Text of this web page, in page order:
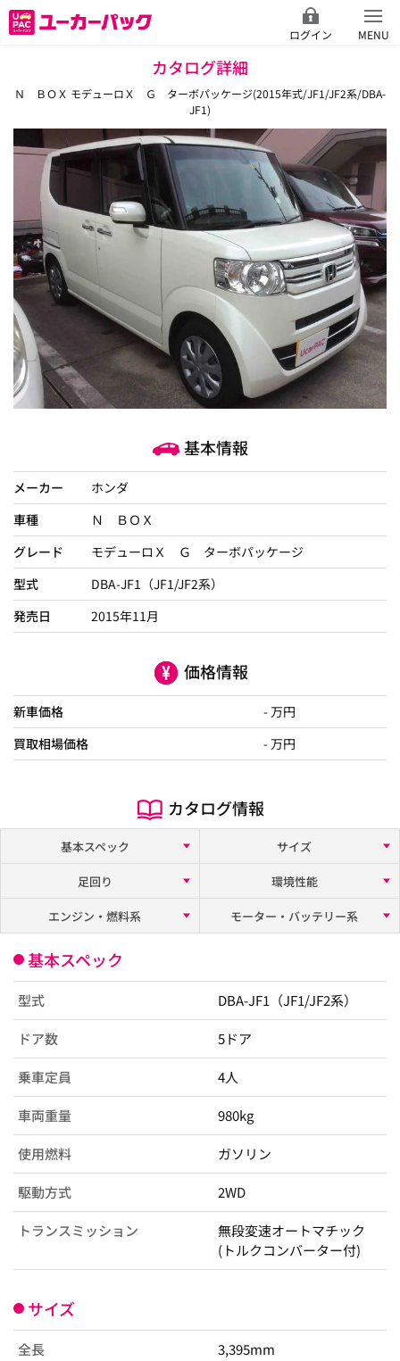
ログイン MENU
カタログ詳細
Ｎ ＢＯＸ モデューロＸ Ｇ ターボパッケージ(2015年式/JF1/JF2系/DBA-
JF1)
基本情報
メーカー
ホンダ
車種
Ｎ ＢＯＸ
グレード
モデューロＸ Ｇ ターボパッケージ
型式
DBA-JF1（JF1/JF2系）
発売日
2015年11月
価格情報
新車価格
- 万円
買取相場価格
- 万円
カタログ情報
基本スペック
サイズ
足回り
環境性能
エンジン・燃料系
モーター・バッテリー系
基本スペック
型式 DBA-JF1（JF1/JF2系）
ドア数 5ドア
乗車定員 4人
車両重量 980kg
使用燃料 ガソリン
駆動方式 2WD
トランスミッション
無段変速オートマチック
(トルクコンバーター付)
サイズ
全長 3,395mm